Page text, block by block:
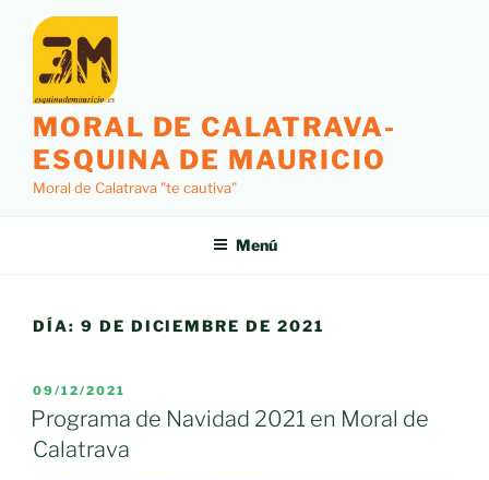
contenido
MORAL DE CALATRAVA-
ESQUINA DE MAURICIO
Moral de Calatrava "te cautiva"
Menú
DÍA: 9 DE DICIEMBRE DE 2021
PUBLICADO
EL
09/12/2021
Programa de Navidad 2021 en Moral de
Calatrava